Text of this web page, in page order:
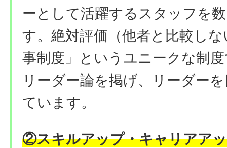
ーとして活躍するスタッフを
す。絶対評価（他者と比較し
事制度」というユニークな制
リーダー論を掲げ、リーダー
ています。
②スキルアップ・キャリアア